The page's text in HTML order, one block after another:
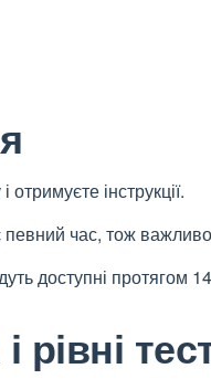
інструкції.
певний час, тож
доступні протягом
рівні